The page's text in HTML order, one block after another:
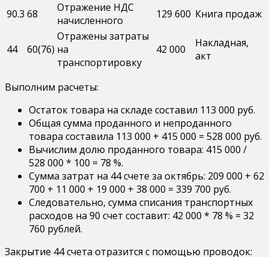
90.3 68
Отражение НДС
начисленного
129 600 Книга продаж
44 60(76)
Отражены затраты
на
транспортировку
42 000
Накладная,
акт
Выполним расчеты:
Остаток товара на складе составил 113 000 руб.
Общая сумма проданного и непроданного
товара составила 113 000 + 415 000 = 528 000 руб.
Вычислим долю проданного товара: 415 000 /
528 000 * 100 = 78 %.
Сумма затрат на 44 счете за октябрь: 209 000 + 62
700 + 11 000 + 19 000 + 38 000 = 339 700 руб.
Следовательно, сумма списания транспортных
расходов на 90 счет составит: 42 000 * 78 % = 32
760 рублей.
Закрытие 44 счета отразится с помощью проводок: